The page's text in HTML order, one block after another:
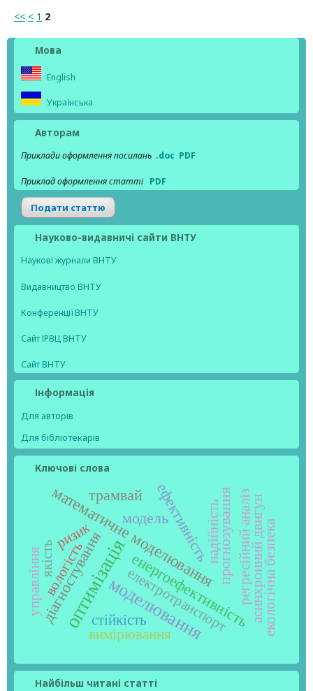
<< < 1 2
Мова
English
Українська
Авторам
Приклади оформлення посилань .doc PDF
Приклад оформлення статті PDF
Подати статтю
Науково-видавничі сайти ВНТУ
Наукові журнали ВНТУ
Видавництво ВНТУ
Конференції ВНТУ
Сайт ІРВЦ ВНТУ
Сайт ВНТУ
Інформація
Для авторів
Для бібліотекарів
Ключові слова
оптимізаціямоделювання
математичне моделювання
ефективність
модель прогнозування
енергоефективність
діагностування
трамвай
вологість
ризик
управління
стійкість
регресійний аналізасинхронний двигун
якість екологічна безпека
електротранспорт
надійність
вимірювання
Найбільш читані статті